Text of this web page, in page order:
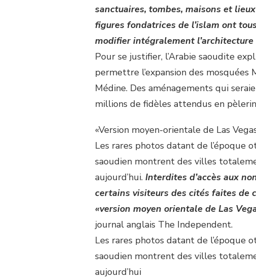
sanctuaires, tombes, maisons et
figures fondatrices de l’islam ont
modifier intégralement
Pour se justifier, l’Arabie saoudite
permettre l’expansion des
Médine. Des aménagements qui
millions de fidèles attendus en
«Version moyen-orientale de Las
Les rares photos datant de l’époque
saoudien montrent des villes
aujourd’hui. Interdites d’accès aux
certains visiteurs des cités faites de
«version moyen orientale de Las
journal anglais The Independent.
Les rares photos datant de l’époque
saoudien montrent des villes
aujourd’hui